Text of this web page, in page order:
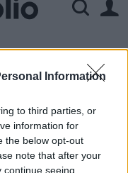
Information
to third parties, or
information for
the below opt-out
note that after your
continue seeing